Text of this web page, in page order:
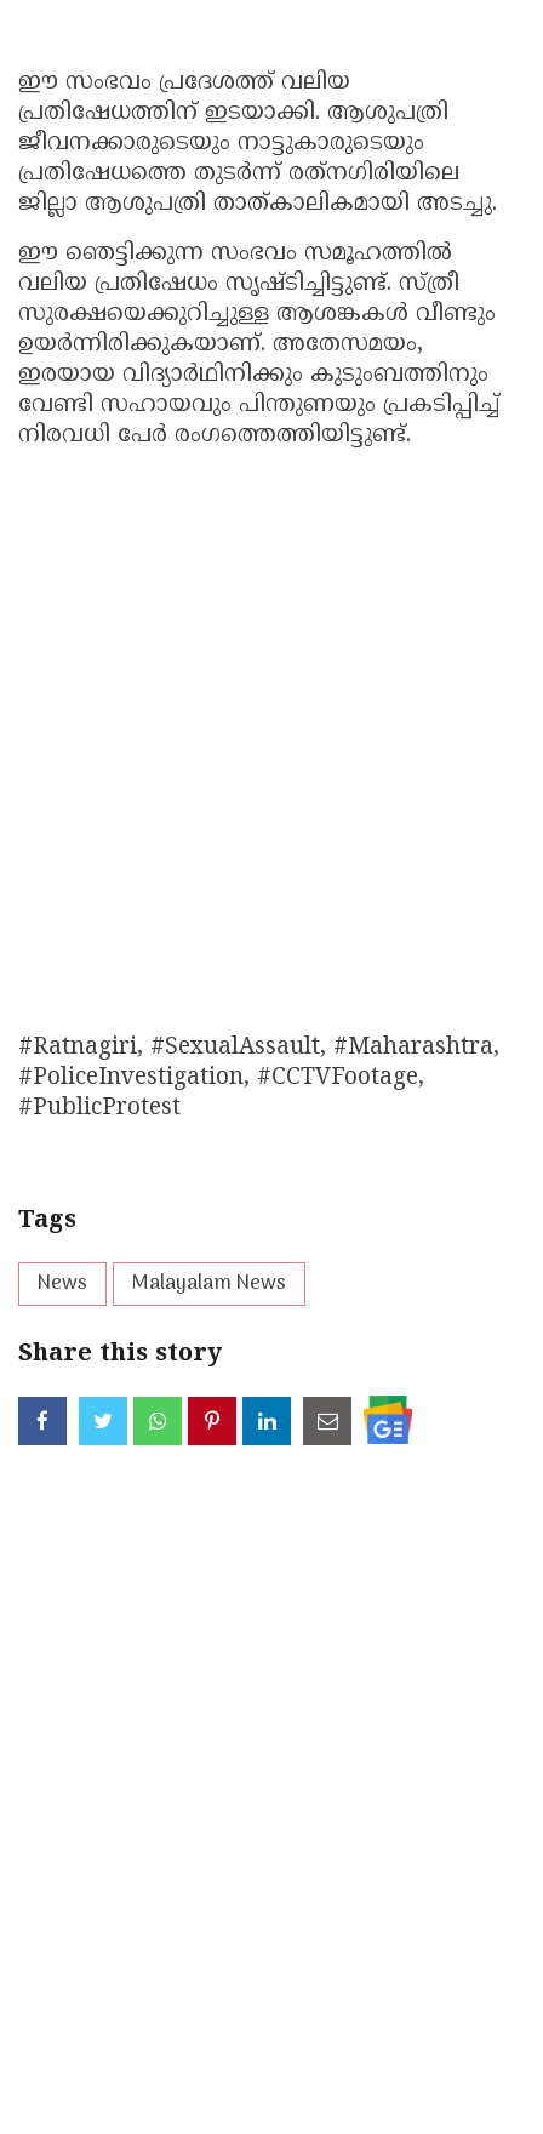
ഈ സംഭവം പ്രദേശത്ത് വലിയ
പ്രതിഷേധത്തിന് ഇടയാക്കി. ആശുപത്രി
ജീവനക്കാരുടെയും നാട്ടുകാരുടെയും
പ്രതിഷേധത്തെ തുടർന്ന് രത്‌നഗിരിയിലെ
ജില്ലാ ആശുപത്രി താത്കാലികമായി അടച്ചു.
ഈ ഞെട്ടിക്കുന്ന സംഭവം സമൂഹത്തിൽ
വലിയ പ്രതിഷേധം സൃഷ്ടിച്ചിട്ടുണ്ട്. സ്ത്രീ
സുരക്ഷയെക്കുറിച്ചുള്ള ആശങ്കകൾ വീണ്ടും
ഉയർന്നിരിക്കുകയാണ്. അതേസമയം,
ഇരയായ വിദ്യാർഥിനിക്കും കുടുംബത്തിനും
വേണ്ടി സഹായവും പിന്തുണയും പ്രകടിപ്പിച്ച്
നിരവധി പേർ രംഗത്തെത്തിയിട്ടുണ്ട്.
#Ratnagiri, #SexualAssault, #Maharashtra,
#PoliceInvestigation, #CCTVFootage,
#PublicProtest
Tags
News Malayalam News
Share this story